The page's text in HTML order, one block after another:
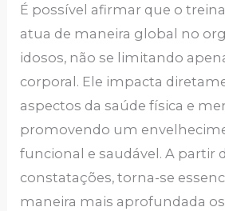
É possível afirmar que o
atua de maneira global no
idosos, não se limitando
corporal. Ele impacta
aspectos da saúde física e
promovendo um
funcional e saudável. A partir
constatações, torna-se
maneira mais aprofundada